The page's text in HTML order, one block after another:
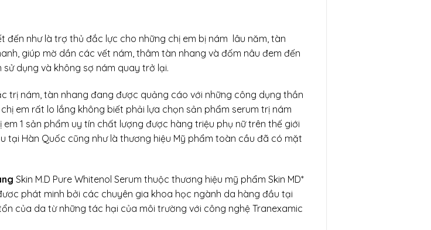
đến như là trợ thủ đắc lực cho những chị em bị nám lâu năm, tàn
giúp mờ dần các vết nám, thâm tàn nhang và đốm nâu đem đến
dụng và không sợ nám quay trở lại.
trị nám, tàn nhang đang được quảng cáo với những công dụng thần
em rất lo lắng không biết phải lựa chọn sản phẩm serum trị nám
1 sản phẩm uy tín chất lượng được hàng triệu phụ nữ trên thế giới
tại Hàn Quốc cũng như là thương hiệu Mỹ phẩm toàn cầu đã có mặt
Skin M.D Pure Whitenol Serum thuộc thương hiệu mỹ phẩm Skin MD*
phát minh bởi các chuyên gia khoa học ngành da hàng đầu tại
của da từ những tác hại của môi trường với công nghệ Tranexamic